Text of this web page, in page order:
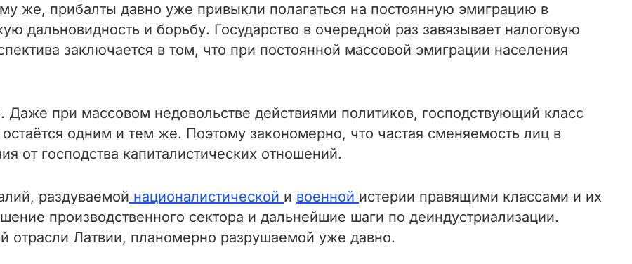
же, прибалты давно уже привыкли полагаться на постоянную эмиграцию в
дальновидность и борьбу. Государство в очередной раз завязывает налоговую
заключается в том, что при постоянной массовой эмиграции населения
Даже при массовом недовольстве действиями политиков, господствующий класс
одним и тем же. Поэтому закономерно, что частая сменяемость лиц в
от господства капиталистических отношений.
раздуваемой националистической и военной истерии правящими классами и их
производственного сектора и дальнейшие шаги по деиндустриализации.
отрасли Латвии, планомерно разрушаемой уже давно.